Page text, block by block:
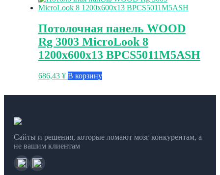
Потолочная панель WOOD
Rg 3003 MicroLook 8
1200x600x13 BPCS5011M5ASH
686,43 ¥ В корзину
Сайты и решения, которые ломают мозг конкурентам, а
не вашим клиентам